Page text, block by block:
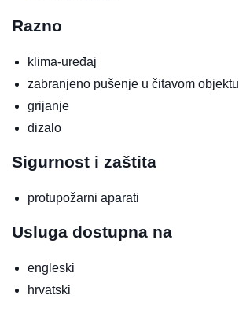
Razno
klima-uređaj
zabranjeno pušenje u čitavom objektu
grijanje
dizalo
Sigurnost i zaštita
protupožarni aparati
Usluga dostupna na
engleski
hrvatski